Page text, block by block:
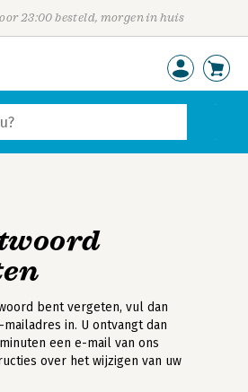
23:00 besteld, morgen in huis
bent vergeten, vul dan
in. U ontvangt dan
een e-mail van ons
over het wijzigen van uw